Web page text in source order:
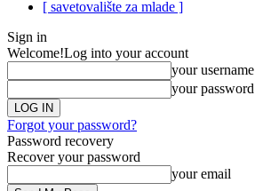
[ savetovalište za mlade ]
Sign in
Welcome!Log into your account
your username
your password
Forgot your password?
Password recovery
Recover your password
your email